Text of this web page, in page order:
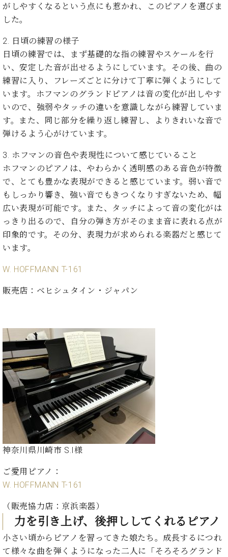
マ
ラ
デ
ィ
ン
W.
ホ
マ
ン
ヴ
ィ
ジ
ン
Digital(ベ
シ
タ
ル)
セ
ー
ス
タ
ッ
フ
ご
挨
拶
術
者
紹
介
展示
情報
【ユ
ーロ
ピア
選中
イ
ト
情
報
八
王
子
工
房
ブ
ロ
グ
ア
セ
ス
問
い
わ
せ
がしやすくなるという点にも惹かれ、このピアノを選びま
した。
2. 日頃の練習の様子
日頃の練習では、まず基礎的な指の練習やスケールを行
い、安定した音が出せるようにしています。その後、曲の
練習に入り、フレーズごとに分けて丁寧に弾くようにして
います。ホフマンのグランドピアノは音の変化が出しやす
いので、強弱やタッチの違いを意識しながら練習していま
す。また、同じ部分を繰り返し練習し、よりきれいな音で
弾けるよう心がけています。
3. ホフマンの音色や表現性について感じていること
ホフマンのピアノは、やわらかく透明感のある音色が特徴
で、とても豊かな表現ができると感じています。弱い音で
もしっかり響き、強い音でもきつくなりすぎないため、幅
広い表現が可能です。また、タッチによって音の変化がは
っきり出るので、自分の弾き方がそのまま音に表れる点が
印象的です。その分、表現力が求められる楽器だと感じて
います。
W. HOFFMANN T-161
販売店：ベヒシュタイン・ジャパン
神奈川県川崎市 S.I様
ご愛用ピアノ：
W. HOFFMANN T-161
（販売協力店：京浜楽器）
力を引き上げ、後押ししてくれるピアノ
小さい頃からピアノを習ってきた娘たち。成長するにつれ
て様々な曲を弾くようになった二人に「そろそろグランド